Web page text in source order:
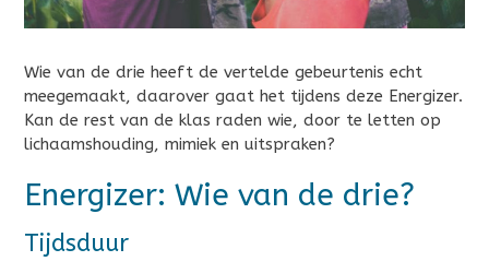
Wie van de drie heeft de vertelde gebeurtenis echt
meegemaakt, daarover gaat het tijdens deze Energizer.
Kan de rest van de klas raden wie, door te letten op
lichaamshouding, mimiek en uitspraken?
Energizer: Wie van de drie?
Tijdsduur